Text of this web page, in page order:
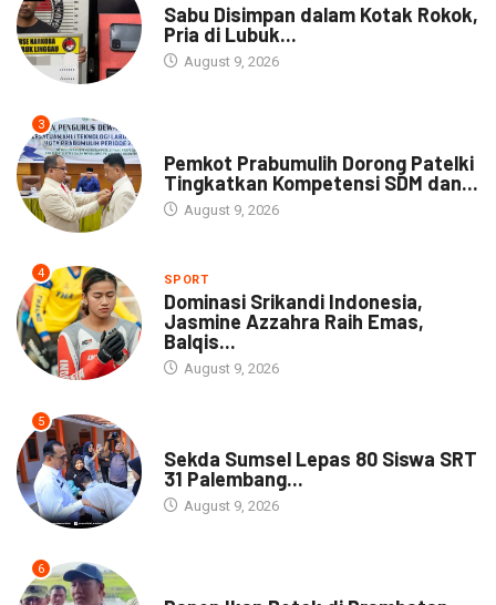
Sabu Disimpan dalam Kotak Rokok,
Pria di Lubuk...
August 9, 2026
3
Pemkot Prabumulih Dorong Patelki
Tingkatkan Kompetensi SDM dan...
August 9, 2026
4 SPORT
Dominasi Srikandi Indonesia,
Jasmine Azzahra Raih Emas,
Balqis...
August 9, 2026
5
Sekda Sumsel Lepas 80 Siswa SRT
31 Palembang...
August 9, 2026
6